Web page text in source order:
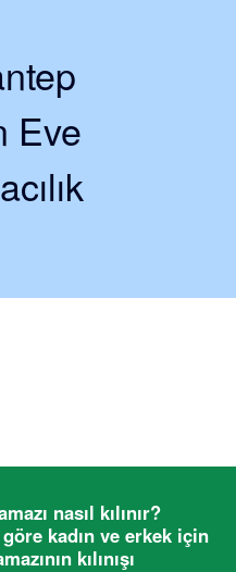
Eve
nasıl kılınır?
kadın ve erkek için
kılınışı